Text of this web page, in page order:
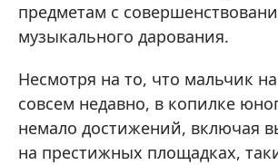
предметам с
музыкального дарования.
Несмотря на то, что мальчик
совсем недавно, в копилке
немало достижений, включая
на престижных площадках,